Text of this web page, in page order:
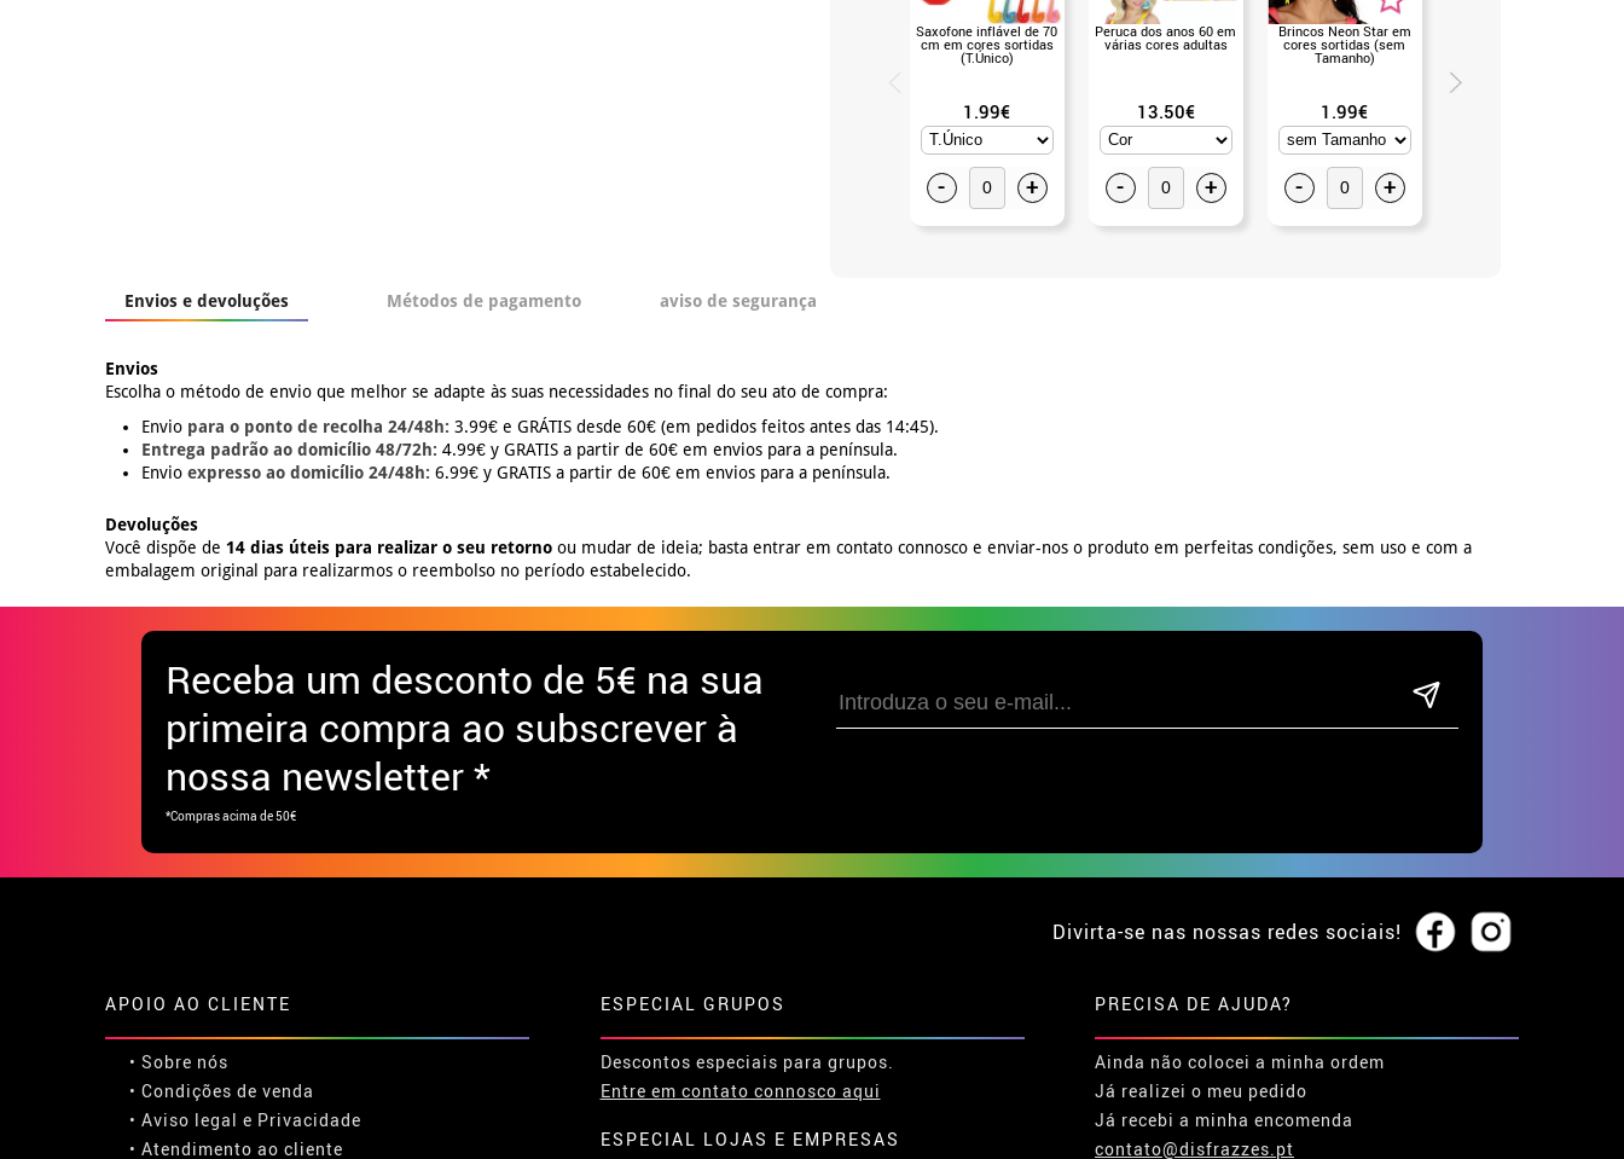
Saxofone inflável de 70
cm em cores sortidas
(T.Único)
1.99€
- +
Peruca dos anos 60 em
várias cores adultas
13.50€
- +
Brincos Neon Star em
cores sortidas (sem
Tamanho)
1.99€
- +
Envios e devoluções Métodos de pagamento aviso de segurança
Envios
Escolha o método de envio que melhor se adapte às suas necessidades no final do seu ato de compra:
Envio para o ponto de recolha 24/48h: 3.99€ e GRÁTIS desde 60€ (em pedidos feitos antes das 14:45).
Entrega padrão ao domicílio 48/72h: 4.99€ y GRATIS a partir de 60€ em envios para a península.
Envio expresso ao domicílio 24/48h: 6.99€ y GRATIS a partir de 60€ em envios para a península.
Devoluções
Você dispõe de 14 dias úteis para realizar o seu retorno ou mudar de ideia; basta entrar em contato connosco e enviar-nos o produto em perfeitas condições, sem uso e com a
embalagem original para realizarmos o reembolso no período estabelecido.
Receba um desconto de 5€ na sua
primeira compra ao subscrever à
nossa newsletter *
*Compras acima de 50€
Divirta-se nas nossas redes sociais!
APOIO AO CLIENTE
• Sobre nós
• Condições de venda
• Aviso legal e Privacidade
• Atendimento ao cliente
ESPECIAL GRUPOS
Descontos especiais para grupos.
Entre em contato connosco aqui
ESPECIAL LOJAS E EMPRESAS
PRECISA DE AJUDA?
Ainda não colocei a minha ordem
Já realizei o meu pedido
Já recebi a minha encomenda
contato@disfrazzes.pt